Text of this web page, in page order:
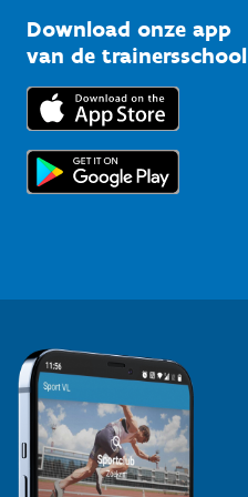
Bedrijven
Trainers en begeleiders
Topsporters
Kennisplatform
Downloads
Voor de pers
Download onze app
van de trainersschool